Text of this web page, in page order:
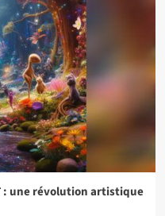
: une révolution artistique